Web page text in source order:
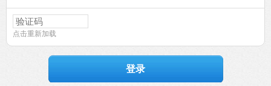
点击重新加载
登录